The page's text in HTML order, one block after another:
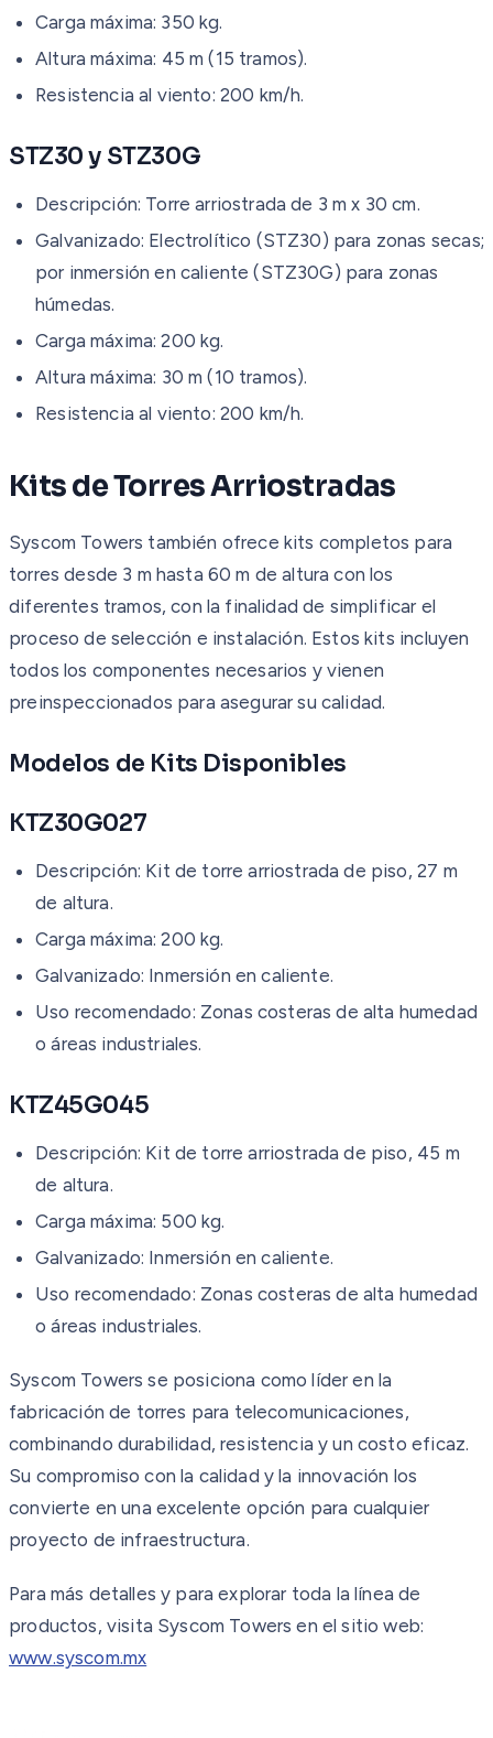
Carga máxima: 350 kg.
Altura máxima: 45 m (15 tramos).
Resistencia al viento: 200 km/h.
STZ30 y STZ30G
Descripción: Torre arriostrada de 3 m x 30 cm.
Galvanizado: Electrolítico (STZ30) para zonas secas;
por inmersión en caliente (STZ30G) para zonas
húmedas.
Carga máxima: 200 kg.
Altura máxima: 30 m (10 tramos).
Resistencia al viento: 200 km/h.
Kits de Torres Arriostradas
Syscom Towers también ofrece kits completos para
torres desde 3 m hasta 60 m de altura con los
diferentes tramos, con la finalidad de simplificar el
proceso de selección e instalación. Estos kits incluyen
todos los componentes necesarios y vienen
preinspeccionados para asegurar su calidad.
Modelos de Kits Disponibles
KTZ30G027
Descripción: Kit de torre arriostrada de piso, 27 m
de altura.
Carga máxima: 200 kg.
Galvanizado: Inmersión en caliente.
Uso recomendado: Zonas costeras de alta humedad
o áreas industriales.
KTZ45G045
Descripción: Kit de torre arriostrada de piso, 45 m
de altura.
Carga máxima: 500 kg.
Galvanizado: Inmersión en caliente.
Uso recomendado: Zonas costeras de alta humedad
o áreas industriales.
Syscom Towers se posiciona como líder en la
fabricación de torres para telecomunicaciones,
combinando durabilidad, resistencia y un costo eficaz.
Su compromiso con la calidad y la innovación los
convierte en una excelente opción para cualquier
proyecto de infraestructura.
Para más detalles y para explorar toda la línea de
productos, visita Syscom Towers en el sitio web:
www.syscom.mx